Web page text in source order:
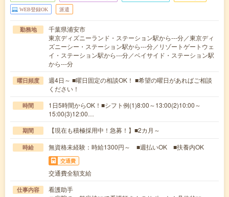
WEB登録OK 派遣
勤務地
千葉県浦安市
東京ディズニーランド・ステーション駅から---分／東京ディ
ズニーシー・ステーション駅から---分／リゾートゲートウェ
イ・ステーション駅から---分／ベイサイド・ステーション駅
から---分
曜日頻度
週4日～ ■曜日固定の相談OK！ ■希望の曜日があればご相談
ください！
時間
1日5時間からOK！■シフト例(1)8:00～13:00(2)10:00～
15:00(3)12:00…
期間 【現在も積極採用中！急募！】■2カ月～
時給 無資格未経験：時給1300円～ ■週払いOK ■扶養内OK
交通費
交通費全額支給
仕事内容
看護助手